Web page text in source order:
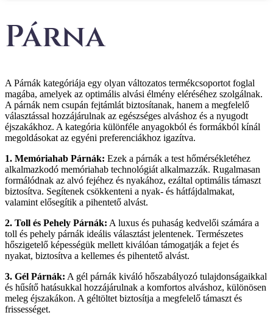
Párna
A Párnák kategóriája egy olyan változatos termékcsoportot foglal
magába, amelyek az optimális alvási élmény eléréséhez szolgálnak.
A párnák nem csupán fejtámlát biztosítanak, hanem a megfelelő
választással hozzájárulnak az egészséges alváshoz és a nyugodt
éjszakákhoz. A kategória különféle anyagokból és formákból kínál
megoldásokat az egyéni preferenciákhoz igazítva.
1. Memóriahab Párnák: Ezek a párnák a test hőmérsékletéhez
alkalmazkodó memóriahab technológiát alkalmazzák. Rugalmasan
formálódnak az alvó fejéhez és nyakához, ezáltal optimális támaszt
biztosítva. Segítenek csökkenteni a nyak- és hátfájdalmakat,
valamint elősegítik a pihentető alvást.
2. Toll és Pehely Párnák: A luxus és puhaság kedvelői számára a
toll és pehely párnák ideális választást jelentenek. Természetes
hőszigetelő képességük mellett kiválóan támogatják a fejet és
nyakat, biztosítva a kellemes és pihentető alvást.
3. Gél Párnák: A gél párnák kiváló hőszabályozó tulajdonságaikkal
és hűsítő hatásukkal hozzájárulnak a komfortos alváshoz, különösen
meleg éjszakákon. A géltöltet biztosítja a megfelelő támaszt és
frissességet.